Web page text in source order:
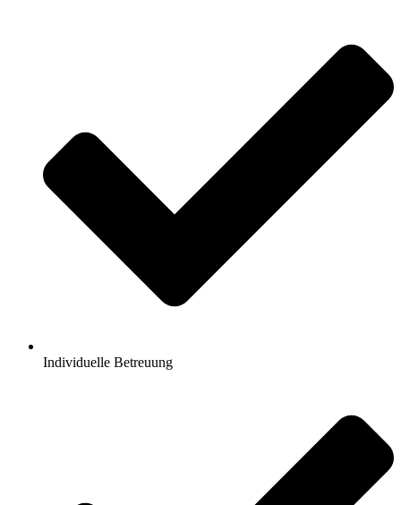
Individuelle Betreuung